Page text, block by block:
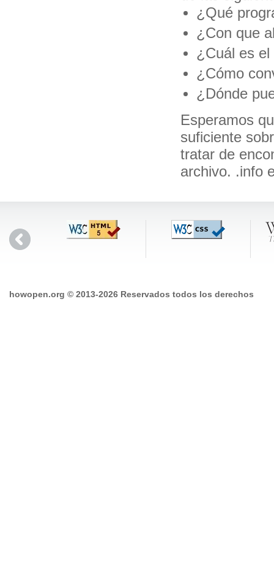
¿Qué
¿Con que
¿Cuál es
¿Cómo
¿Dónde
Esperamos
suficiente
tratar de
archivo. .info
howopen.org © 2013-2026 Reservados todos los derechos